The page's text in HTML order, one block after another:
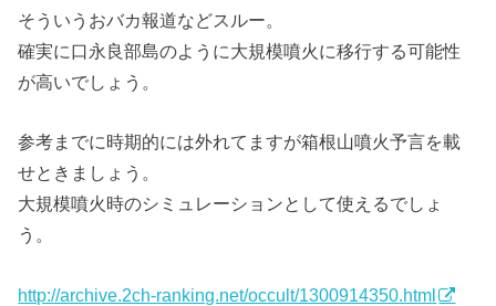
そういうおバカ報道などスルー。
確実に口永良部島のように大規模噴火に移行する可能性
が高いでしょう。
参考までに時期的には外れてますが箱根山噴火予言を載
せときましょう。
大規模噴火時のシミュレーションとして使えるでしょ
う。
http://archive.2ch-ranking.net/occult/1300914350.html